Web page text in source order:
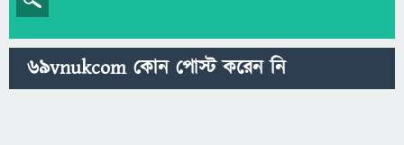
69vnukcom কোন পোস্ট করেন নি